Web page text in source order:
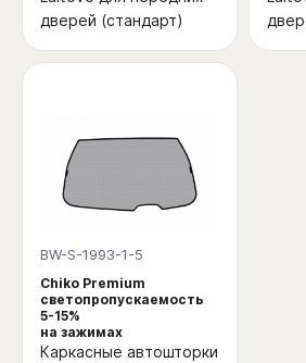
дверей (стандарт)
BW-S-1993-1-5
Chiko Premium
светопропускаемость
5-15%
на зажимах
Каркасные автошторки